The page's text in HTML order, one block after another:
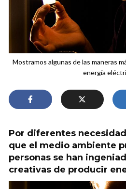
Mostramos algunas de las maneras
energía
Por diferentes
que el medio ambiente
personas se han
creativas de producir